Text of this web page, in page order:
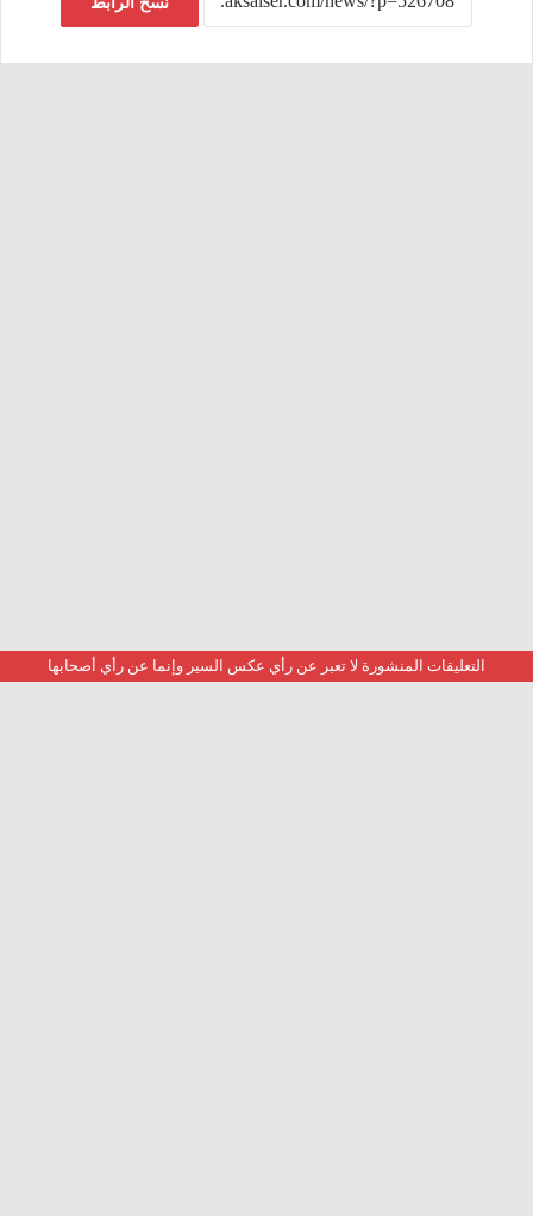
التعليقات المنشورة لا تعبر عن رأي عكس السير وإنما عن رأي أصحابها